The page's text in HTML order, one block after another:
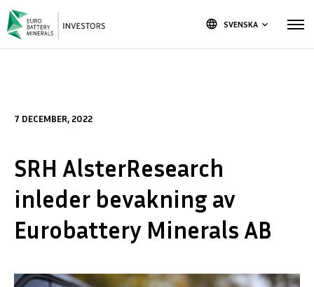
language SVENSKA keyboard_arrow_down
7 DECEMBER, 2022
SRH AlsterResearch
inleder bevakning av
Eurobattery Minerals AB